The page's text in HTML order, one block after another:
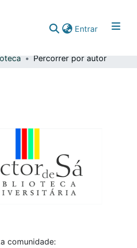
Entrar(current)
Percorrer por autor
comunidade: